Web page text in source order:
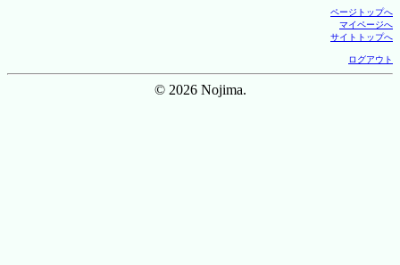
ページトップへ
マイページへ
サイトトップへ
ログアウト
© 2026 Nojima.